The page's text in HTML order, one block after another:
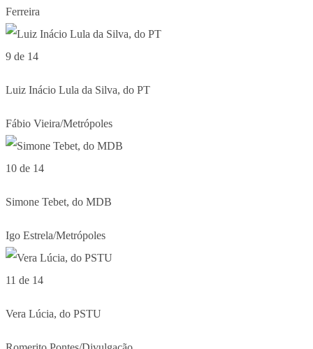
Ferreira
9 de 14
Luiz Inácio Lula da Silva, do PT
Fábio Vieira/Metrópoles
10 de 14
Simone Tebet, do MDB
Igo Estrela/Metrópoles
11 de 14
Vera Lúcia, do PSTU